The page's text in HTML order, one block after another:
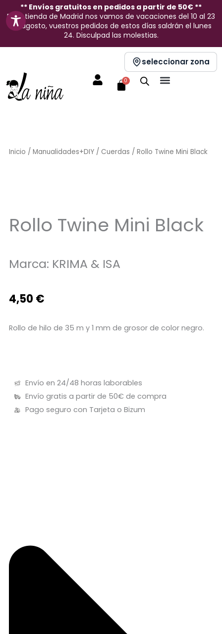
contenido
** Envíos gratuitos en pedidos a partir de 50€ **
En la tienda de Madrid nos vamos de vacaciones del 10 al 23
de agosto, vuestros pedidos de estos días saldrán el lunes
24. Disculpad las molestias.
seleccionar zona
0
Carrito
Inicio / Manualidades+DIY/ Cuerdas / Rollo Twine Mini Black
Rollo Twine Mini Black
Marca: KRIMA & ISA
4,50 €
Rollo de hilo de 35 m y 1 mm de grosor de color negro.
Envío en 24/48 horas laborables
Envío gratis a partir de 50€ de compra
Pago seguro con Tarjeta o Bizum